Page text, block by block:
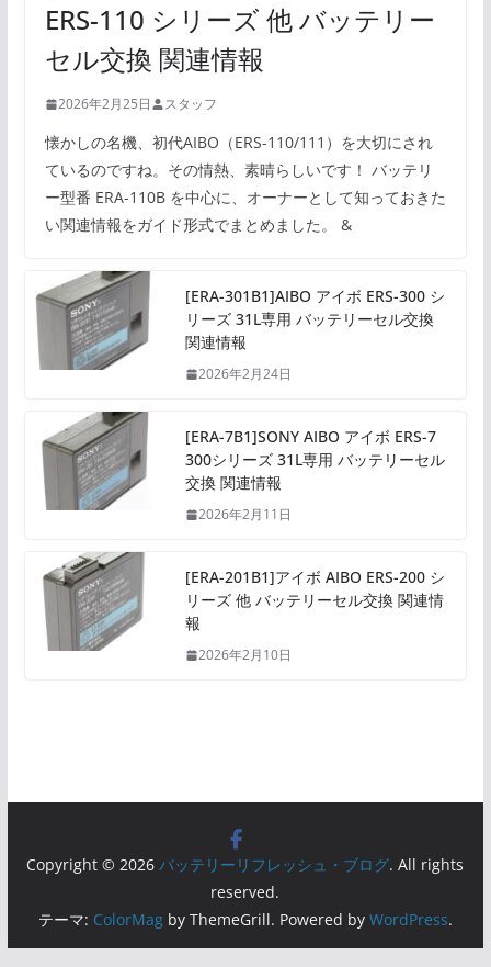
ERS-110 シリーズ 他 バッテリー
セル交換 関連情報
2026年2月25日 スタッフ
懐かしの名機、初代AIBO（ERS-110/111）を大切にされ
ているのですね。その情熱、素晴らしいです！ バッテリ
ー型番 ERA-110B を中心に、オーナーとして知っておきた
い関連情報をガイド形式でまとめました。 &
[ERA-301B1]AIBO アイボ ERS-300 シ
リーズ 31L専用 バッテリーセル交換
関連情報
2026年2月24日
[ERA-7B1]SONY AIBO アイボ ERS-7
300シリーズ 31L専用 バッテリーセル
交換 関連情報
2026年2月11日
[ERA-201B1]アイボ AIBO ERS-200 シ
リーズ 他 バッテリーセル交換 関連情
報
2026年2月10日
Copyright © 2026バッテリーリフレッシュ・ブログ. All rights
reserved.
テーマ: ColorMagby ThemeGrill. Powered by WordPress.